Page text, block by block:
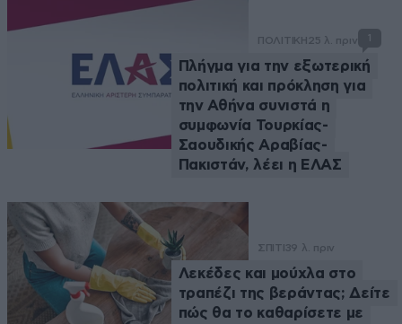
ΠΟΛΙΤΙΚΗ 25 λ. πριν 1
Πλήγμα για την εξωτερική
πολιτική και πρόκληση για
την Αθήνα συνιστά η
συμφωνία Τουρκίας-
Σαουδικής Αραβίας-
Πακιστάν, λέει η ΕΛΑΣ
ΣΠΙΤΙ39 λ. πριν
Λεκέδες και μούχλα στο
τραπέζι της βεράντας; Δείτε
πώς θα το καθαρίσετε με